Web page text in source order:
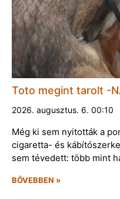
Toto megint tarolt -
2026. augusztus. 6. 00:10
Még ki sem nyitották a
cigaretta- és
sem tévedett: több mint
BŐVEBBEN »